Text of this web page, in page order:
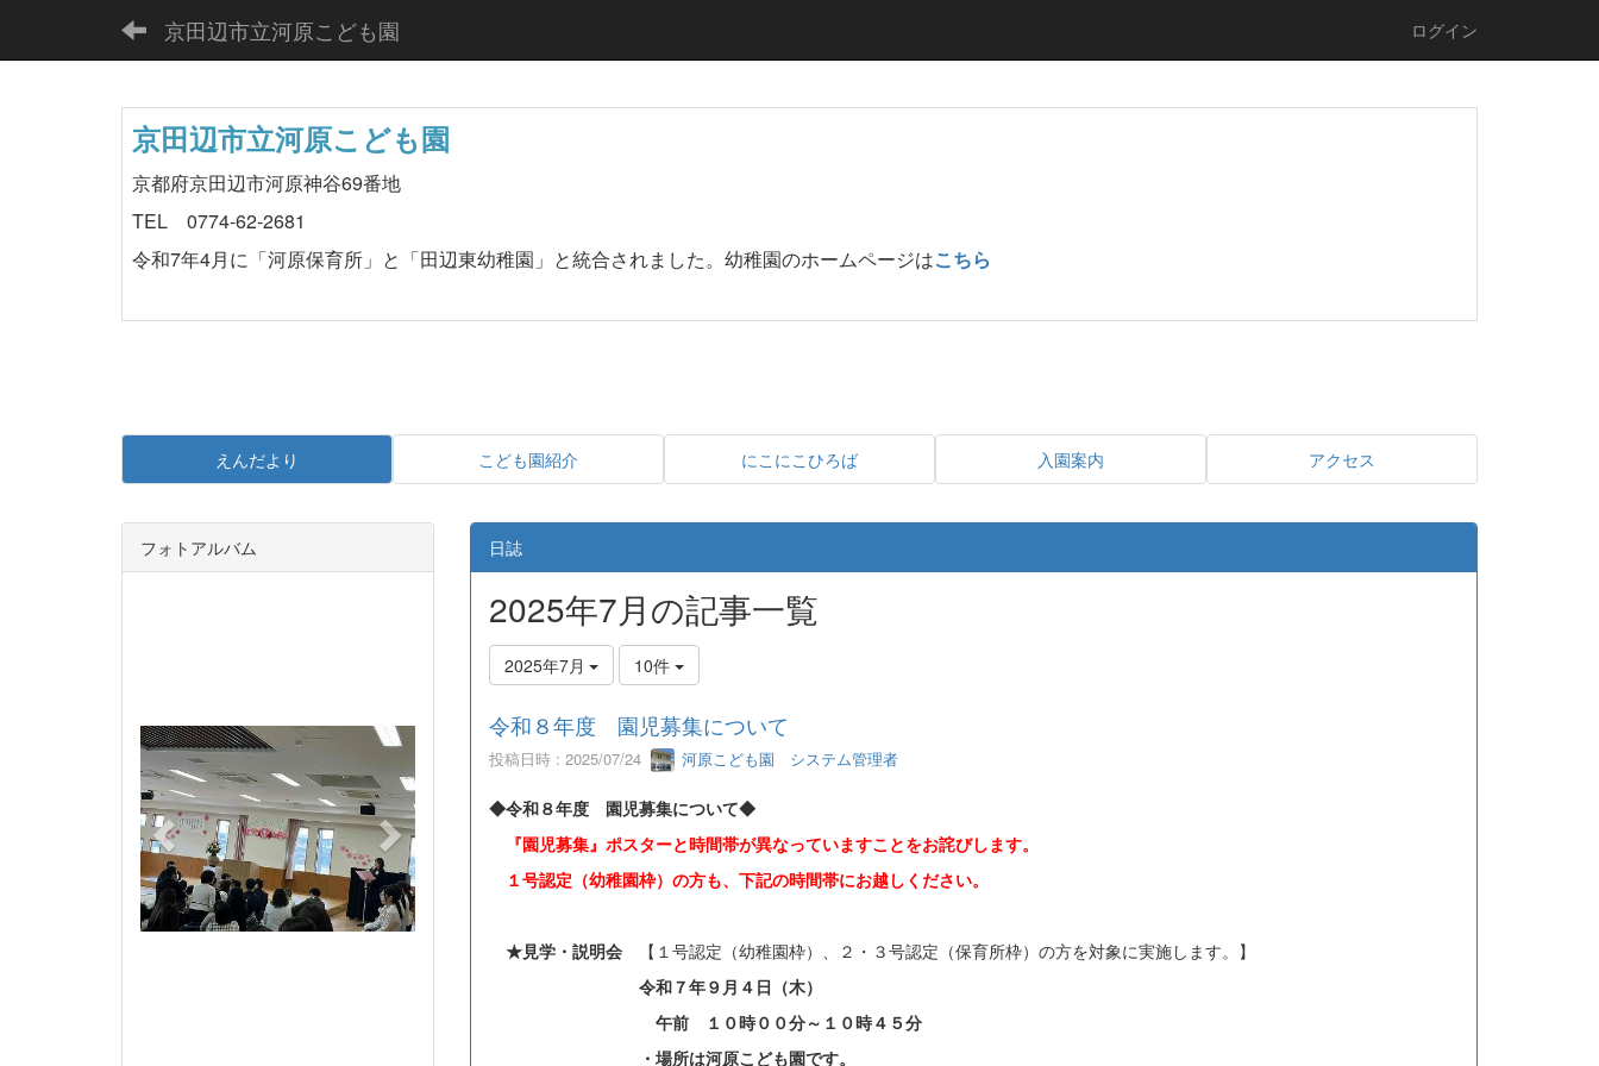
京田辺市立河原こども園 ログイン
京田辺市立河原こども園
京都府京田辺市河原神谷69番地
TEL 0774-62-2681
令和7年4月に「河原保育所」と「田辺東幼稚園」と統合されました。幼稚園のホームページはこちら
えんだより こども園紹介 にこにこひろば 入園案内 アクセス
日誌
2025年7月の記事一覧
2025年7月 10件
令和８年度 園児募集について
投稿日時 : 2025/07/24 河原こども園 システム管理者
◆令和８年度 園児募集について◆
『園児募集』ポスターと時間帯が異なっていますことをお詫びします。
１号認定（幼稚園枠）の方も、下記の時間帯にお越しください。
★見学・説明会【１号認定（幼稚園枠）、２・３号認定（保育所枠）の方を対象に実施します。】
令和７年９月４日（木）
午前 １０時００分～１０時４５分
・場所は河原こども園です。
フォトアルバム
i
o
u
s